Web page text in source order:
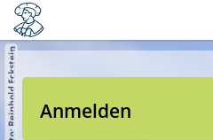
Anmelden